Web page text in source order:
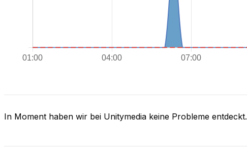
In Moment haben wir bei Unitymedia keine Probleme entdeckt.